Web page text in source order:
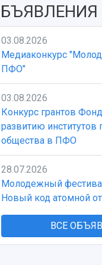
03.08.2026
Медиаконкурс
ПФО"
03.08.2026
Конкурс грантов
развитию институтов
общества в ПФО
28.07.2026
Молодежный
Новый код атомной
ВСЕ